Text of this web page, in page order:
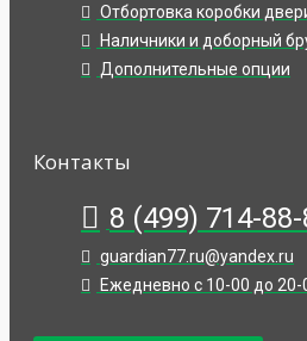
Отбортовка коробки
Наличники и доборный
Дополнительные опции
Контакты
8 (499) 714-
guardian77.ru@yandex.ru
Ежедневно с 10-00 до 20-